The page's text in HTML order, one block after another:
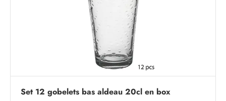
Set 12 gobelets bas aldeau 20cl en box